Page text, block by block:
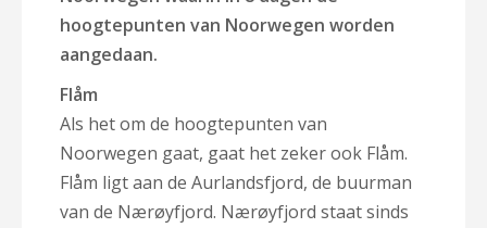
hoogtepunten van Noorwegen worden
aangedaan.
Flåm
Als het om de hoogtepunten van
Noorwegen gaat, gaat het zeker ook Flåm.
Flåm ligt aan de Aurlandsfjord, de buurman
van de Nærøyfjord. Nærøyfjord staat sinds